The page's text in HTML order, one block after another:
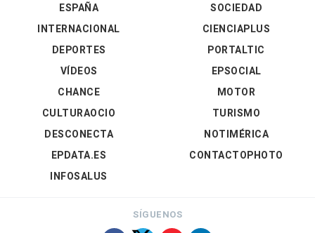
ESPAÑA
INTERNACIONAL
DEPORTES
VÍDEOS
SOCIEDAD
CIENCIAPLUS
PORTALTIC
EPSOCIAL
CHANCE
CULTURAOCIO
DESCONECTA
EPDATA.ES
INFOSALUS
MOTOR
TURISMO
NOTIMÉRICA
CONTACTOPHOTO
SÍGUENOS